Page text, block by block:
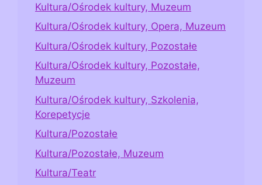
Kultura/Ośrodek kultury, Muzeum
Kultura/Ośrodek kultury, Opera, Muzeum
Kultura/Ośrodek kultury, Pozostałe
Kultura/Ośrodek kultury, Pozostałe,
Muzeum
Kultura/Ośrodek kultury, Szkolenia,
Korepetycje
Kultura/Pozostałe
Kultura/Pozostałe, Muzeum
Kultura/Teatr